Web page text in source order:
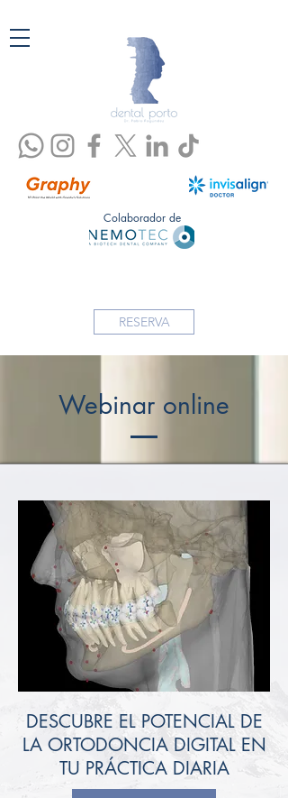
RESERVA
Colaborador de
Webinar online
DESCUBRE EL POTENCIAL DE
LA ORTODONCIA DIGITAL EN
TU PRÁCTICA DIARIA